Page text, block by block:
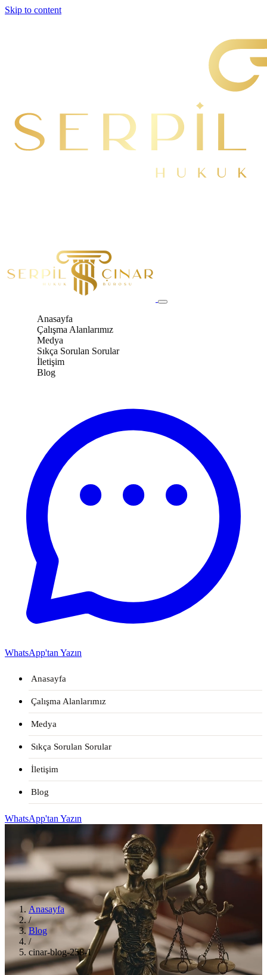
Skip to content
Anasayfa
Çalışma Alanlarımız
Medya
Sıkça Sorulan Sorular
İletişim
Blog
WhatsApp'tan Yazın
Anasayfa
Çalışma Alanlarımız
Medya
Sıkça Sorulan Sorular
İletişim
Blog
WhatsApp'tan Yazın
Anasayfa
/
Blog
/
cinar-blog-258-1